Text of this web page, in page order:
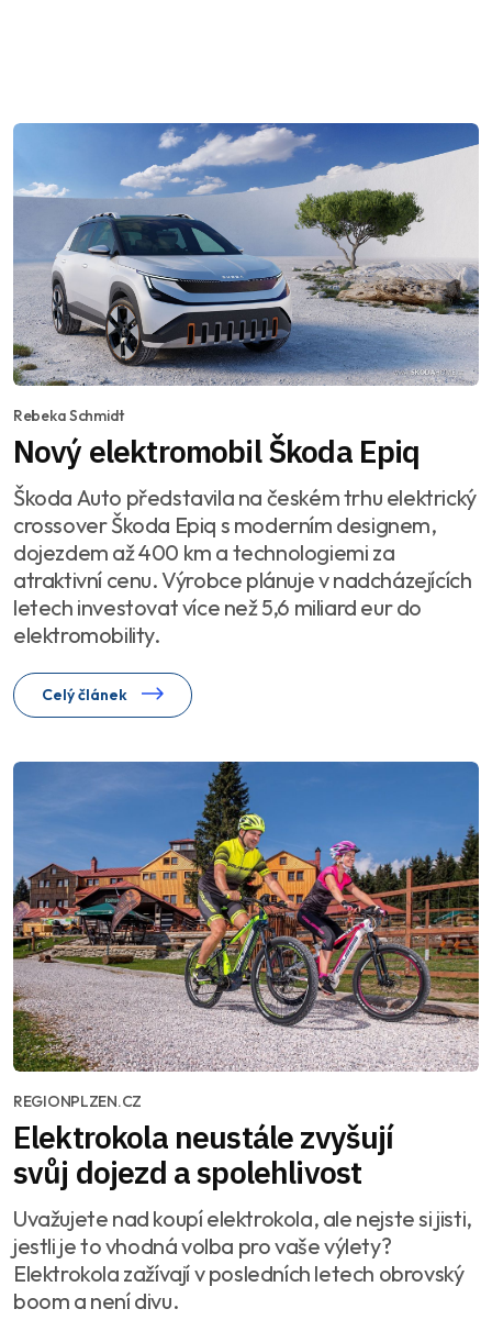
Rebeka Schmidt
Nový elektromobil Škoda Epiq
Škoda Auto představila na českém trhu elektrický
crossover Škoda Epiq s moderním designem,
dojezdem až 400 km a technologiemi za
atraktivní cenu. Výrobce plánuje v nadcházejících
letech investovat více než 5,6 miliard eur do
elektromobility.
Celý článek
REGIONPLZEN.CZ
Elektrokola neustále zvyšují
svůj dojezd a spolehlivost
Uvažujete nad koupí elektrokola, ale nejste si jisti,
jestli je to vhodná volba pro vaše výlety?
Elektrokola zažívají v posledních letech obrovský
boom a není divu.